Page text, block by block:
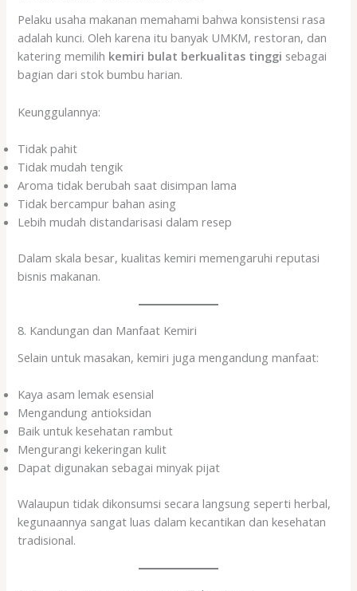
Pelaku usaha makanan memahami bahwa konsistensi rasa
adalah kunci. Oleh karena itu banyak UMKM, restoran, dan
katering memilih kemiri bulat berkualitas tinggi sebagai
bagian dari stok bumbu harian.
Keunggulannya:
Tidak pahit
Tidak mudah tengik
Aroma tidak berubah saat disimpan lama
Tidak bercampur bahan asing
Lebih mudah distandarisasi dalam resep
Dalam skala besar, kualitas kemiri memengaruhi reputasi
bisnis makanan.
8. Kandungan dan Manfaat Kemiri
Selain untuk masakan, kemiri juga mengandung manfaat:
Kaya asam lemak esensial
Mengandung antioksidan
Baik untuk kesehatan rambut
Mengurangi kekeringan kulit
Dapat digunakan sebagai minyak pijat
Walaupun tidak dikonsumsi secara langsung seperti herbal,
kegunaannya sangat luas dalam kecantikan dan kesehatan
tradisional.